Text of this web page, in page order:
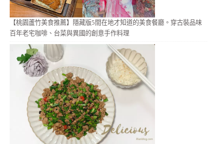
【桃園蘆竹美食推薦】隱藏版5間在地才知道的美食餐廳。穿古裝品味
百年老宅咖啡、台菜與異國的創意手作料理